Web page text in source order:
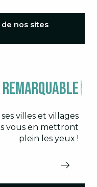
nos sites
remarquable
villes et villages
vous en mettront
plein les yeux !
DE PORTES
pan de l’histoire
du monde.